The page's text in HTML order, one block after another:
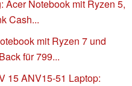
Acer Notebook mit Ryzen 5,
Cash...
mit Ryzen 7 und
für 799...
15 ANV15-51 Laptop: